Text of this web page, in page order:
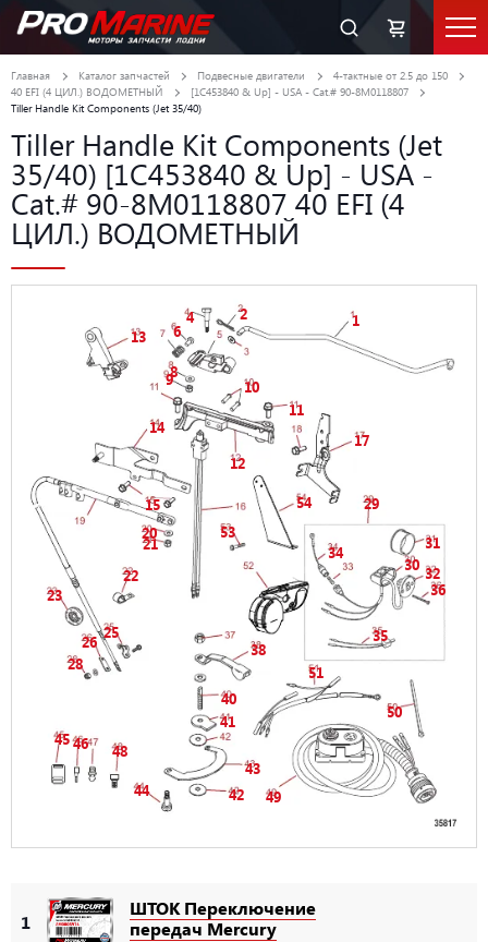
Главная Каталог запчастей Подвесные двигатели
4-тактные от 2.5 до 150
40 EFI (4 ЦИЛ.) ВОДОМЕТНЫЙ
[1C453840 & Up] - USA - Cat.# 90-8M0118807
Tiller Handle Kit Components (Jet 35/40)
Tiller Handle Kit Components (Jet
35/40) [1C453840 & Up] - USA -
Cat.# 90-8M0118807 40 EFI (4
ЦИЛ.) ВОДОМЕТНЫЙ
1
2
4
6
8
9
10
11
12
13
14
15
17
20
21
22
23
25
26
28
29
30
31
32
34
35
36
38
40
41
42
43
44
4546 48
49
50
51
53
54
1
ШТОК Переключение
передач Mercury